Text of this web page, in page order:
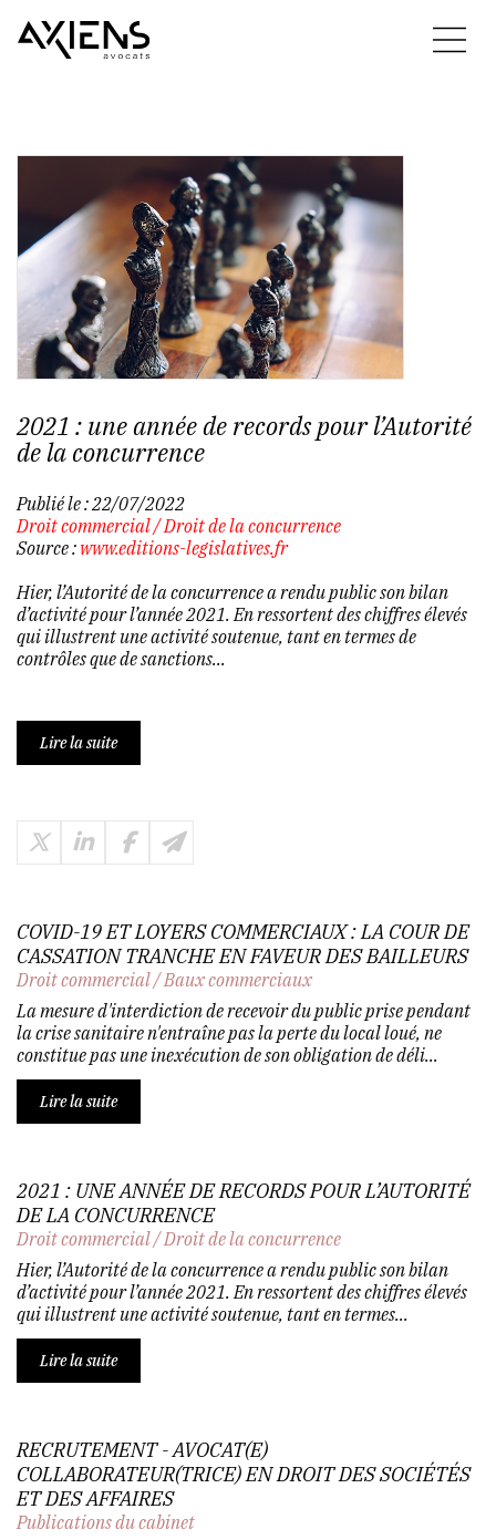
2021 : une année de records pour l’Autorité
de la concurrence
Publié le :22/07/2022
Droit commercial/Droit de la concurrence
Source : www.editions-legislatives.fr
Hier, l’Autorité de la concurrence a rendu public son bilan
d’activité pour l’année 2021. En ressortent des chiffres élevés
qui illustrent une activité soutenue, tant en termes de
contrôles que de sanctions...
Lire la suite
COVID-19 ET LOYERS COMMERCIAUX : LA COUR DE
CASSATION TRANCHE EN FAVEUR DES BAILLEURS
Droit commercial/Baux commerciaux
La mesure d'interdiction de recevoir du public prise pendant
la crise sanitaire n'entraîne pas la perte du local loué, ne
constitue pas une inexécution de son obligation de déli...
Lire la suite
2021 : UNE ANNÉE DE RECORDS POUR L’AUTORITÉ
DE LA CONCURRENCE
Droit commercial/Droit de la concurrence
Hier, l’Autorité de la concurrence a rendu public son bilan
d’activité pour l’année 2021. En ressortent des chiffres élevés
qui illustrent une activité soutenue, tant en termes...
Lire la suite
RECRUTEMENT - AVOCAT(E)
COLLABORATEUR(TRICE) EN DROIT DES SOCIÉTÉS
ET DES AFFAIRES
Publications du cabinet